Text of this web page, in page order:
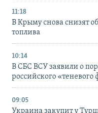
11:18
В Крыму снова снизят
топлива
10:14
В СБС ВСУ заявили о
российского
09:05
Украина закупит у